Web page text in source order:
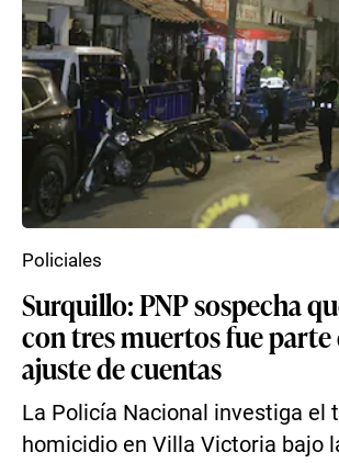
Surquillo: PNP sospecha
con tres muertos fue parte
ajuste de cuentas
La Policía Nacional investiga el
homicidio en Villa Victoria bajo
Policiales